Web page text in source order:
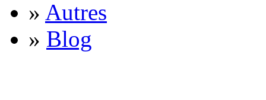
» Autres
» Blog